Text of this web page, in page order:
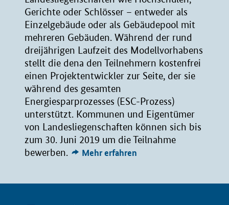
Gerichte oder Schlösser – entweder als
Einzelgebäude oder als Gebäudepool mit
mehreren Gebäuden. Während der rund
dreijährigen Laufzeit des Modellvorhabens
stellt die dena den Teilnehmern kostenfrei
einen Projektentwickler zur Seite, der sie
während des gesamten
Energiesparprozesses (ESC-Prozess)
unterstützt. Kommunen und Eigentümer
von Landesliegenschaften können sich bis
zum 30. Juni 2019 um die Teilnahme
bewerben.
Mehr erfahren